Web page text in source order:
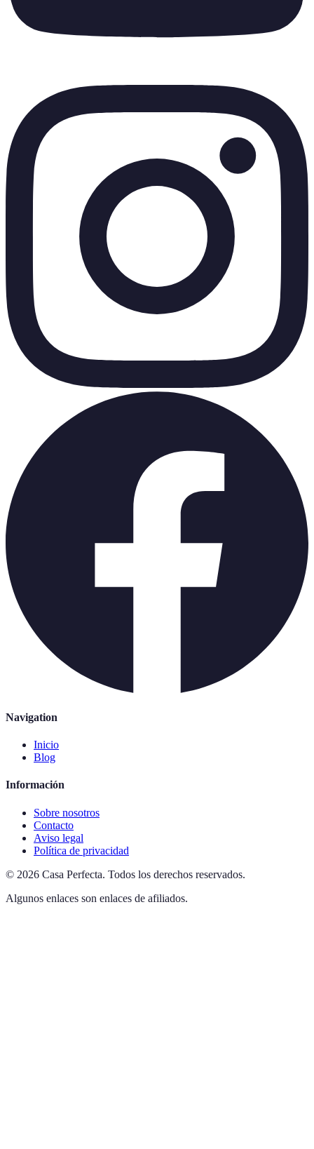
Navigation
Inicio
Blog
Información
Sobre nosotros
Contacto
Aviso legal
Política de privacidad
© 2026 Casa Perfecta. Todos los derechos reservados.
Algunos enlaces son enlaces de afiliados.